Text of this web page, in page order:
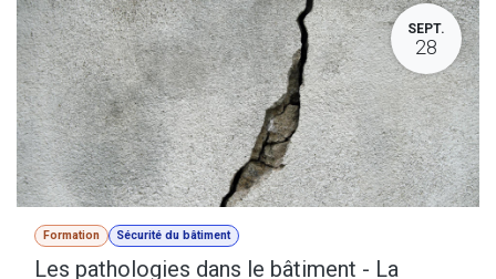
SEPT.
28
Formation Sécurité du bâtiment
Les pathologies dans le bâtiment - La